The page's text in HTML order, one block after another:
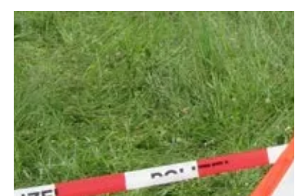
KANTON AARGAU
Wasserkraftwerk Aarau: Kantone Aargau und
Solothurn machen vorwärts
Der Regierungsrat des Kantons Aargau hat verschiedene
Entscheide zum Wasserkraftwerk Aarau gefällt: Er hat die
baulichen Massnahmen auf...